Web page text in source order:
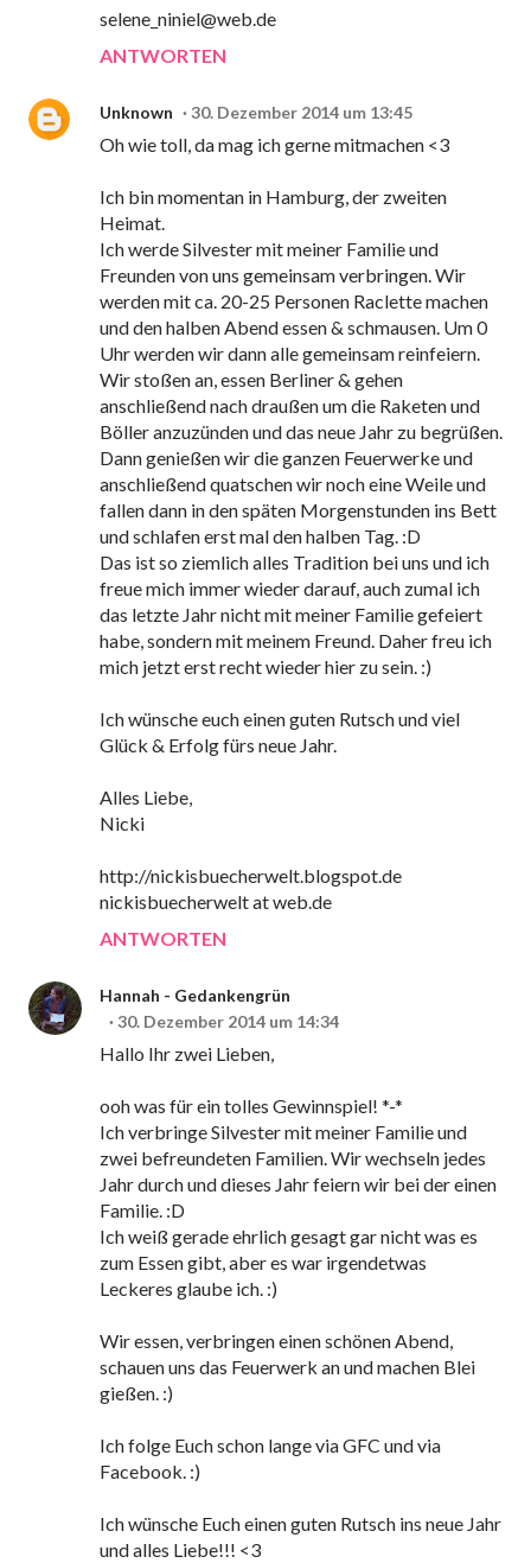
selene_niniel@web.de
ANTWORTEN
Unknown 30. Dezember 2014 um 13:45
Oh wie toll, da mag ich gerne mitmachen <3
Ich bin momentan in Hamburg, der zweiten
Heimat.
Ich werde Silvester mit meiner Familie und
Freunden von uns gemeinsam verbringen. Wir
werden mit ca. 20-25 Personen Raclette machen
und den halben Abend essen & schmausen. Um 0
Uhr werden wir dann alle gemeinsam reinfeiern.
Wir stoßen an, essen Berliner & gehen
anschließend nach draußen um die Raketen und
Böller anzuzünden und das neue Jahr zu begrüßen.
Dann genießen wir die ganzen Feuerwerke und
anschließend quatschen wir noch eine Weile und
fallen dann in den späten Morgenstunden ins Bett
und schlafen erst mal den halben Tag. :D
Das ist so ziemlich alles Tradition bei uns und ich
freue mich immer wieder darauf, auch zumal ich
das letzte Jahr nicht mit meiner Familie gefeiert
habe, sondern mit meinem Freund. Daher freu ich
mich jetzt erst recht wieder hier zu sein. :)
Ich wünsche euch einen guten Rutsch und viel
Glück & Erfolg fürs neue Jahr.
Alles Liebe,
Nicki
http://nickisbuecherwelt.blogspot.de
nickisbuecherwelt at web.de
ANTWORTEN
Hannah - Gedankengrün
30. Dezember 2014 um 14:34
Hallo Ihr zwei Lieben,
ooh was für ein tolles Gewinnspiel! *-*
Ich verbringe Silvester mit meiner Familie und
zwei befreundeten Familien. Wir wechseln jedes
Jahr durch und dieses Jahr feiern wir bei der einen
Familie. :D
Ich weiß gerade ehrlich gesagt gar nicht was es
zum Essen gibt, aber es war irgendetwas
Leckeres glaube ich. :)
Wir essen, verbringen einen schönen Abend,
schauen uns das Feuerwerk an und machen Blei
gießen. :)
Ich folge Euch schon lange via GFC und via
Facebook. :)
Ich wünsche Euch einen guten Rutsch ins neue Jahr
und alles Liebe!!! <3